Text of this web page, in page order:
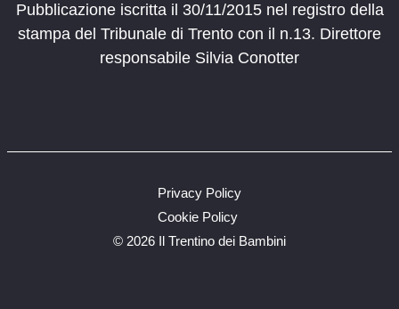
Pubblicazione iscritta il 30/11/2015 nel registro della
stampa del Tribunale di Trento con il n.13. Direttore
responsabile Silvia Conotter
© 2026 Il Trentino dei Bambini
Privacy Policy
Cookie Policy